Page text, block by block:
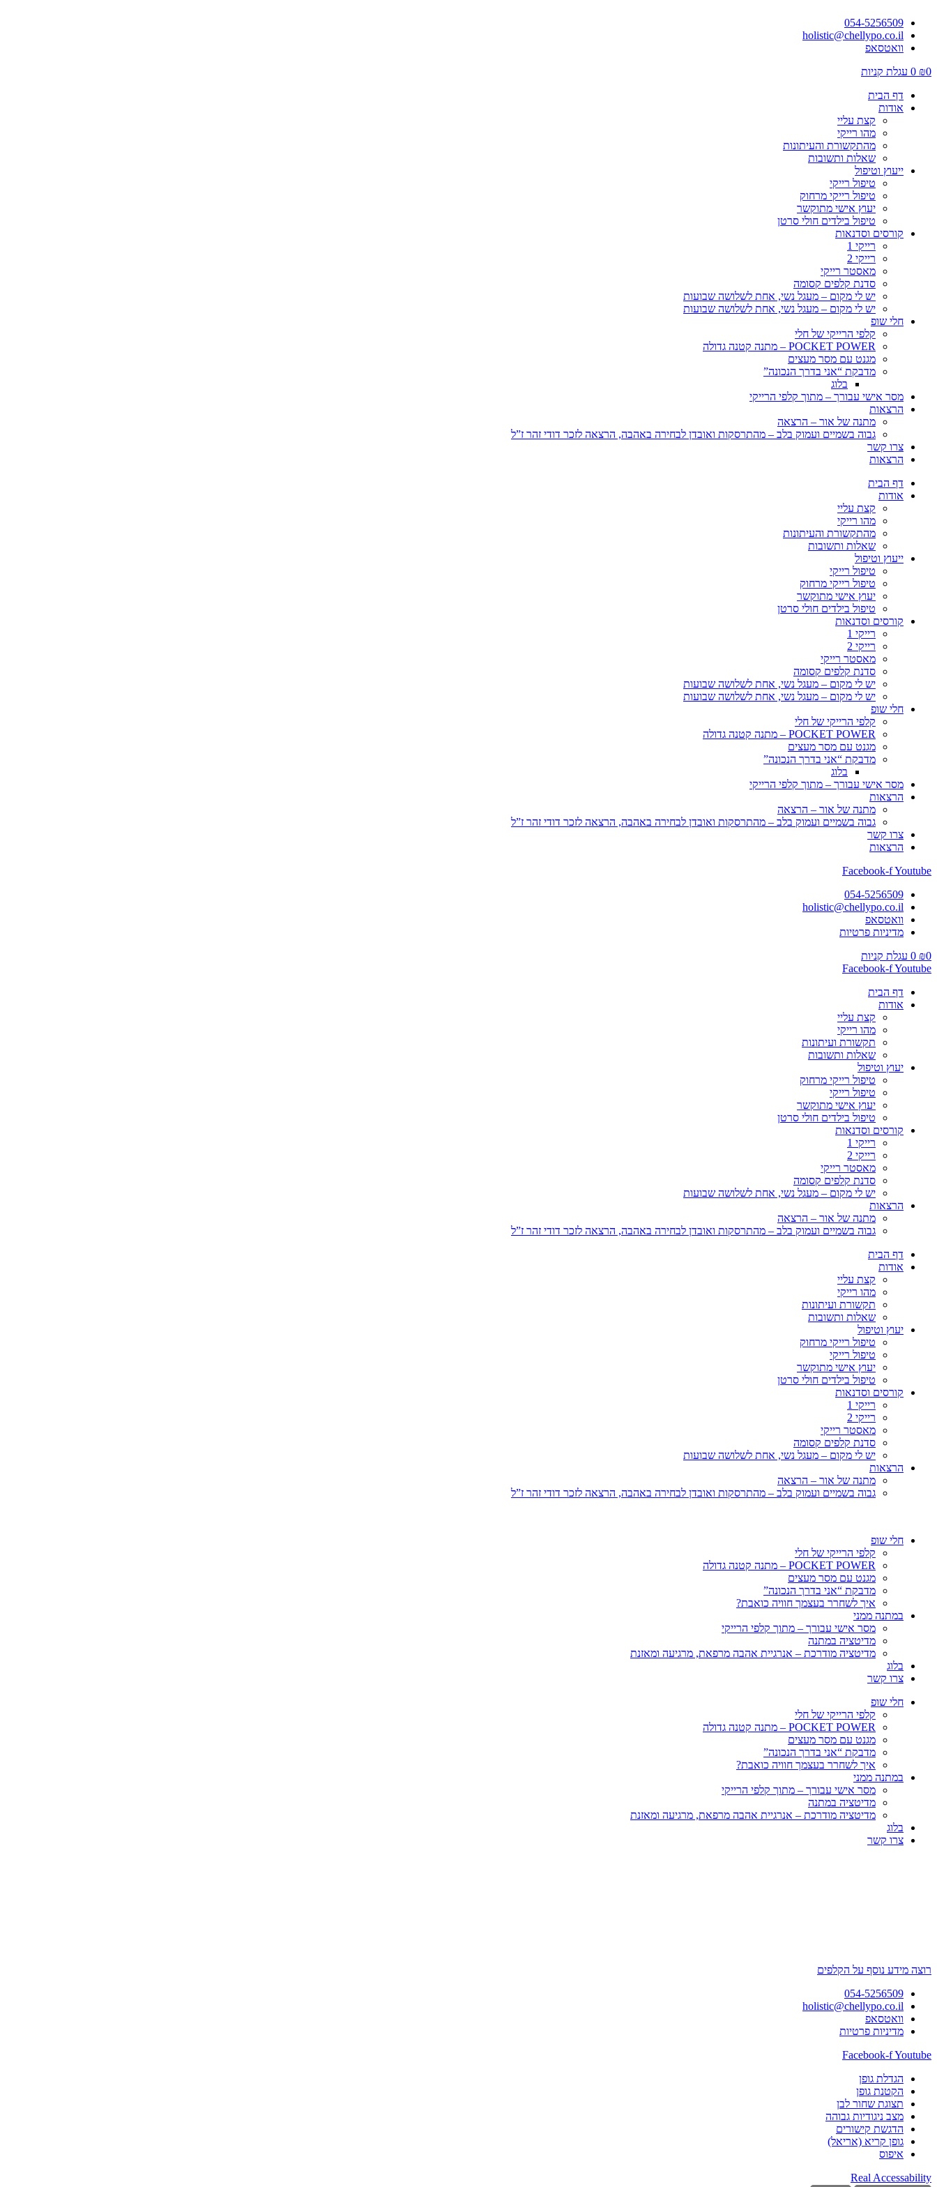
054-5256509
holistic@chellypo.co.il
וואטסאפ
₪0
0 עגלת קניות
דף הבית
אודות
קצת עליי
מהו רייקי
מהתקשורת והעיתונות
שאלות ותשובות
ייעוץ וטיפול
טיפול רייקי
טיפול רייקי מרחוק
יעוץ אישי מתוקשר
טיפול בילדים חולי סרטן
קורסים וסדנאות
רייקי 1
רייקי 2
מאסטר רייקי
סדנת קלפים קסומה
יש לי מקום – מעגל נשי, אחת לשלושה שבועות
יש לי מקום – מעגל נשי, אחת לשלושה שבועות
חלי שופ
קלפי הרייקי של חלי
POCKET POWER – מתנה קטנה גדולה
מגנט עם מסר מעצים
מדבקת “אני בדרך הנכונה”
בלוג
מסר אישי עבורך – מתוך קלפי הרייקי
הרצאות
מתנה של אור – הרצאה
גבוה בשמיים ועמוק בלב – מהתרסקות ואובדן לבחירה באהבה, הרצאה לזכר דודי זהר ז”ל
צרו קשר
הרצאות
דף הבית
אודות
קצת עליי
מהו רייקי
מהתקשורת והעיתונות
שאלות ותשובות
ייעוץ וטיפול
טיפול רייקי
טיפול רייקי מרחוק
יעוץ אישי מתוקשר
טיפול בילדים חולי סרטן
קורסים וסדנאות
רייקי 1
רייקי 2
מאסטר רייקי
סדנת קלפים קסומה
יש לי מקום – מעגל נשי, אחת לשלושה שבועות
יש לי מקום – מעגל נשי, אחת לשלושה שבועות
חלי שופ
קלפי הרייקי של חלי
POCKET POWER – מתנה קטנה גדולה
מגנט עם מסר מעצים
מדבקת “אני בדרך הנכונה”
בלוג
מסר אישי עבורך – מתוך קלפי הרייקי
הרצאות
מתנה של אור – הרצאה
גבוה בשמיים ועמוק בלב – מהתרסקות ואובדן לבחירה באהבה, הרצאה לזכר דודי זהר ז”ל
צרו קשר
הרצאות
Facebook-fYoutube
054-5256509
holistic@chellypo.co.il
וואטסאפ
מדיניות פרטיות
₪0
0 עגלת קניות
Facebook-fYoutube
דף הבית
אודות
קצת עליי
מהו רייקי
תקשורת ועיתונות
שאלות ותשובות
יעוץ וטיפול
טיפול רייקי מרחוק
טיפול רייקי
יעוץ אישי מתוקשר
טיפול בילדים חולי סרטן
קורסים וסדנאות
רייקי 1
רייקי 2
מאסטר רייקי
סדנת קלפים קסומה
יש לי מקום – מעגל נשי, אחת לשלושה שבועות
הרצאות
מתנה של אור – הרצאה
גבוה בשמיים ועמוק בלב – מהתרסקות ואובדן לבחירה באהבה, הרצאה לזכר דודי זהר ז”ל
דף הבית
אודות
קצת עליי
מהו רייקי
תקשורת ועיתונות
שאלות ותשובות
יעוץ וטיפול
טיפול רייקי מרחוק
טיפול רייקי
יעוץ אישי מתוקשר
טיפול בילדים חולי סרטן
קורסים וסדנאות
רייקי 1
רייקי 2
מאסטר רייקי
סדנת קלפים קסומה
יש לי מקום – מעגל נשי, אחת לשלושה שבועות
הרצאות
מתנה של אור – הרצאה
גבוה בשמיים ועמוק בלב – מהתרסקות ואובדן לבחירה באהבה, הרצאה לזכר דודי זהר ז”ל
חלי שופ
קלפי הרייקי של חלי
POCKET POWER – מתנה קטנה גדולה
מגנט עם מסר מעצים
מדבקת “אני בדרך הנכונה”
איך לשחרר בעצמך חוויה כואבת?
במתנה ממני
מסר אישי עבורך – מתוך קלפי הרייקי
מדיטציה במתנה
מדיטציה מודרכת – אנרגיית אהבה מרפאת, מרגיעה ומאזנת
בלוג
צרו קשר
חלי שופ
קלפי הרייקי של חלי
POCKET POWER – מתנה קטנה גדולה
מגנט עם מסר מעצים
מדבקת “אני בדרך הנכונה”
איך לשחרר בעצמך חוויה כואבת?
במתנה ממני
מסר אישי עבורך – מתוך קלפי הרייקי
מדיטציה במתנה
מדיטציה מודרכת – אנרגיית אהבה מרפאת, מרגיעה ומאזנת
בלוג
צרו קשר
רוצה מידע נוסף על הקלפים
054-5256509
holistic@chellypo.co.il
וואטסאפ
מדיניות פרטיות
Facebook-fYoutube
הגדלת גופן
הקטנת גופן
תצוגת שחור לבן
מצב ניגודיות גבוהה
הדגשת קישורים
גופן קריא (אריאל)
איפוס
Real Accessability